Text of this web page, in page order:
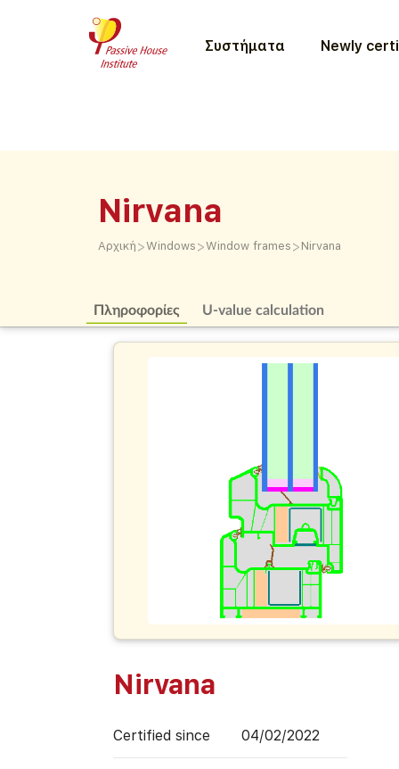
Συστήματα Newly
Nirvana
Αρχική >Windows >Window frames > Nirvana
Πληροφορίες U-value calculation
Nirvana
Certified since 04/02/2022